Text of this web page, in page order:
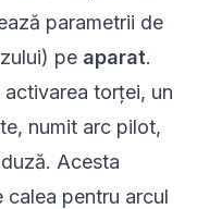
parametrii de
pe aparat.
activarea torței, un
numit arc pilot,
Acesta
pentru arcul